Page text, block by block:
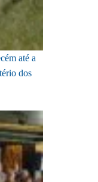
até a
dos